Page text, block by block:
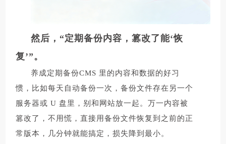
然后，“定期备份内容，篡改了能‘恢
复’”。
养成定期备份CMS 里的内容和数据的好习
惯，比如每天自动备份一次，备份文件存在另一个
服务器或 U 盘里，别和网站放一起。万一内容被
篡改了，不用慌，直接用备份文件恢复到之前的正
常版本，几分钟就能搞定，损失降到最小。